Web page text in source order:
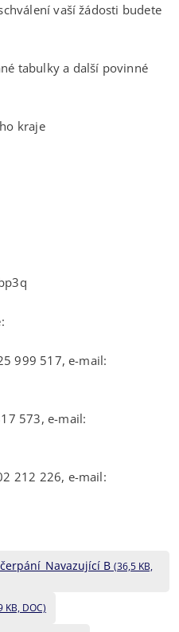
vaší žádosti budete
tabulky a další povinné
kraje
999 517, e-mail:
573, e-mail:
212 226, e-mail:
B (36,5 KB,
KB, DOC)